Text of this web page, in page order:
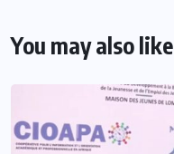
You may also like